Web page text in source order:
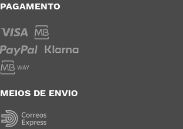
PAGAMENTO
MEIOS DE ENVIO